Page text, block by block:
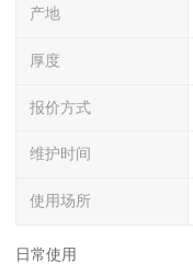
产地
厚度
报价方式
维护时间
使用场所
日常使用